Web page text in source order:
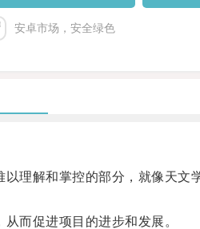
安卓市场，安全绿色
解和掌控的部分，就像天文
而促进项目的进步和发展。